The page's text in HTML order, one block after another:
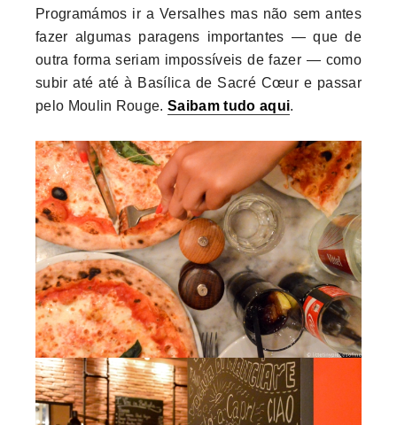
Programámos ir a Versalhes mas não sem antes
fazer algumas paragens importantes — que de
outra forma seriam impossíveis de fazer — como
subir até até à Basílica de Sacré Cœur e passar
pelo Moulin Rouge.Saibam tudo aqui.